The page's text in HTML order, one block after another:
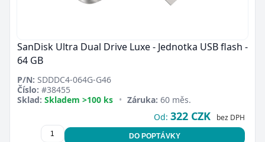
SanDisk Ultra Dual Drive Luxe - Jednotka USB flash -
64 GB
P/N: SDDDC4-064G-G46
Číslo: #38455
Sklad: Skladem >100 ks • Záruka: 60 měs.
Od: 322 CZK bez DPH
DO POPTÁVKY